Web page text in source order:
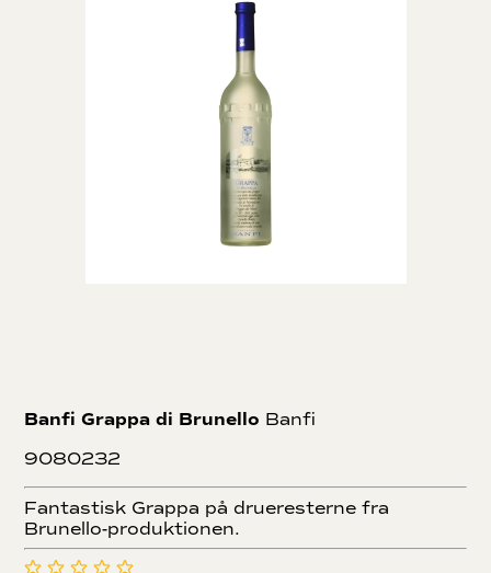
Banfi Grappa di Brunello Banfi
9080232
Fantastisk Grappa på drueresterne fra
Brunello-produktionen.